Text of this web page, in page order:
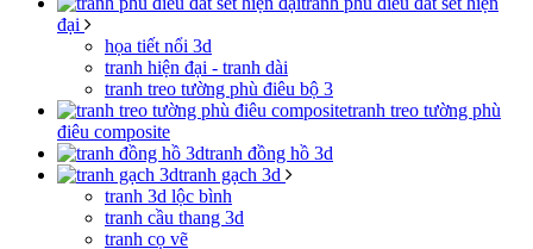
đại
họa tiết nổi 3d
tranh hiện đại - tranh dài
tranh treo tường phù điêu bộ 3
tranh treo tường phù
điêu composite
tranh đồng hồ 3d
tranh gạch 3d
tranh 3d lộc bình
tranh cầu thang 3d
tranh cọ vẽ